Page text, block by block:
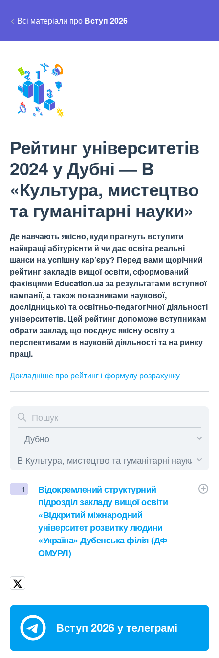
Всі матеріали про Вступ 2026
Рейтинг університетів
2024 у Дубні — B
«Культура, мистецтво
та гуманітарні науки»
Де навчають якісно, куди прагнуть вступити
найкращі абітурієнти й чи дає освіта реальні
шанси на успішну кар’єру? Перед вами щорічний
рейтинг закладів вищої освіти, сформований
фахівцями Education.ua за результатами вступної
кампанії, а також показниками наукової,
дослідницької та освітньо-педагогічної діяльності
університетів. Цей рейтинг допоможе вступникам
обрати заклад, що поєднує якісну освіту з
перспективами в науковій діяльності та на ринку
праці.
Докладніше про рейтинг і формулу розрахунку
1
Відокремлений структурний
підрозділ закладу вищої освіти
«Відкритий міжнародний
університет розвитку людини
«Україна» Дубенська філія (ДФ
ОМУРЛ)
Вступ 2026 у телеграмі